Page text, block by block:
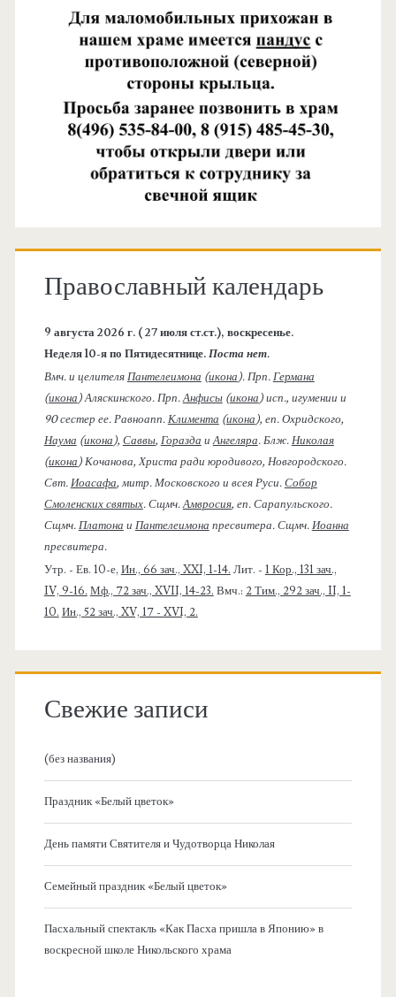
Православный календарь
9 августа 2026 г. ( 27 июля ст.ст.), воскресенье.
Неделя 10-я по Пятидесятнице.Поста нет.
Вмч. и целителяПантелеимона (икона). Прп.Германа
(икона) Аляскинского. Прп.Анфисы(икона) исп., игумении и
90 сестер ее. Равноапп.Климента (икона), еп. Охридского,
Наума (икона), Саввы, Горазда иАнгеляра. Блж.Николая
(икона) Кочанова, Христа ради юродивого, Новгородского.
Свт.Иоасафа, митр. Московского и всея Руси.Собор
Смоленских святых. Сщмч.Амвросия, еп. Сарапульского.
Сщмч.Платона и Пантелеимона пресвитера. Сщмч.Иоанна
пресвитера.
Утр. - Ев. 10-е, Ин., 66 зач., XXI, 1-14. Лит. - 1 Кор., 131 зач.,
IV, 9-16. Мф., 72 зач., XVII, 14-23. Вмч.: 2 Тим., 292 зач., II, 1-
10. Ин., 52 зач., XV, 17 - XVI, 2.
Свежие записи
(без названия)
Праздник «Белый цветок»
День памяти Святителя и Чудотворца Николая
Семейный праздник «Белый цветок»
Пасхальный спектакль «Как Пасха пришла в Японию» в
воскресной школе Никольского храма